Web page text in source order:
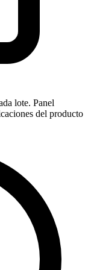
lote. Panel
del producto